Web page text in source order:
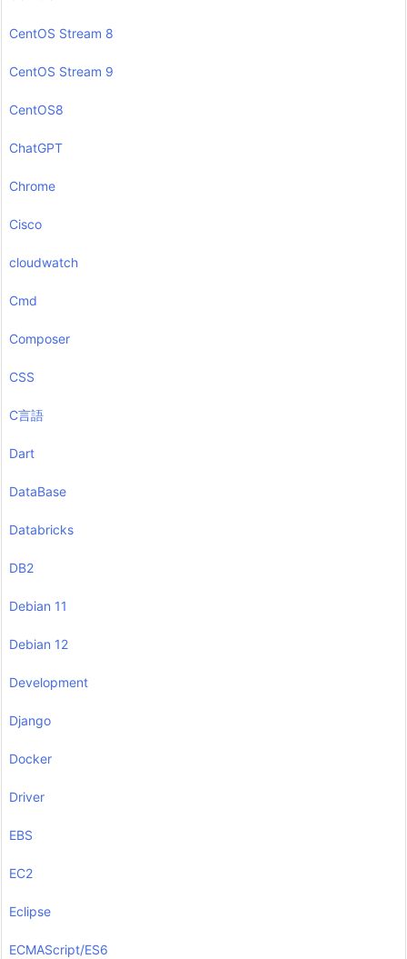
CentOS Stream 8
CentOS Stream 9
CentOS8
ChatGPT
Chrome
Cisco
cloudwatch
Cmd
Composer
CSS
C言語
Dart
DataBase
Databricks
DB2
Debian 11
Debian 12
Development
Django
Docker
Driver
EBS
EC2
Eclipse
ECMAScript/ES6